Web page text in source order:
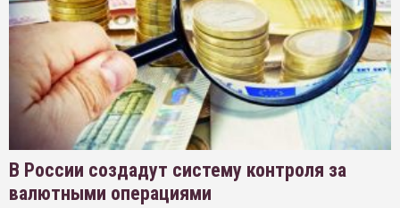
В России создадут систему контроля за
валютными операциями